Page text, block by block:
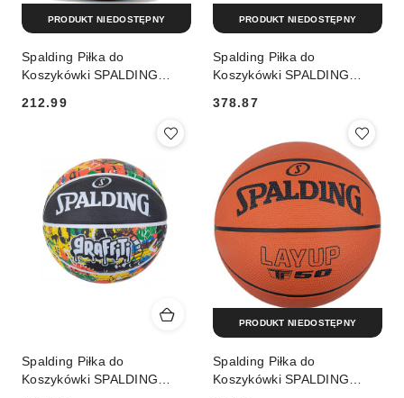
Spalding Piłka do
Koszykówki SPALDING
Cena:
212.99
PRODUKT NIEDOSTĘPNY
Spalding Piłka do
Koszykówki SPALDING
Cena:
378.87
PRODUKT NIEDOSTĘPNY
Spalding Piłka do
Koszykówki SPALDING
Spalding Piłka do
Koszykówki SPALDING
PRODUKT NIEDOSTĘPNY